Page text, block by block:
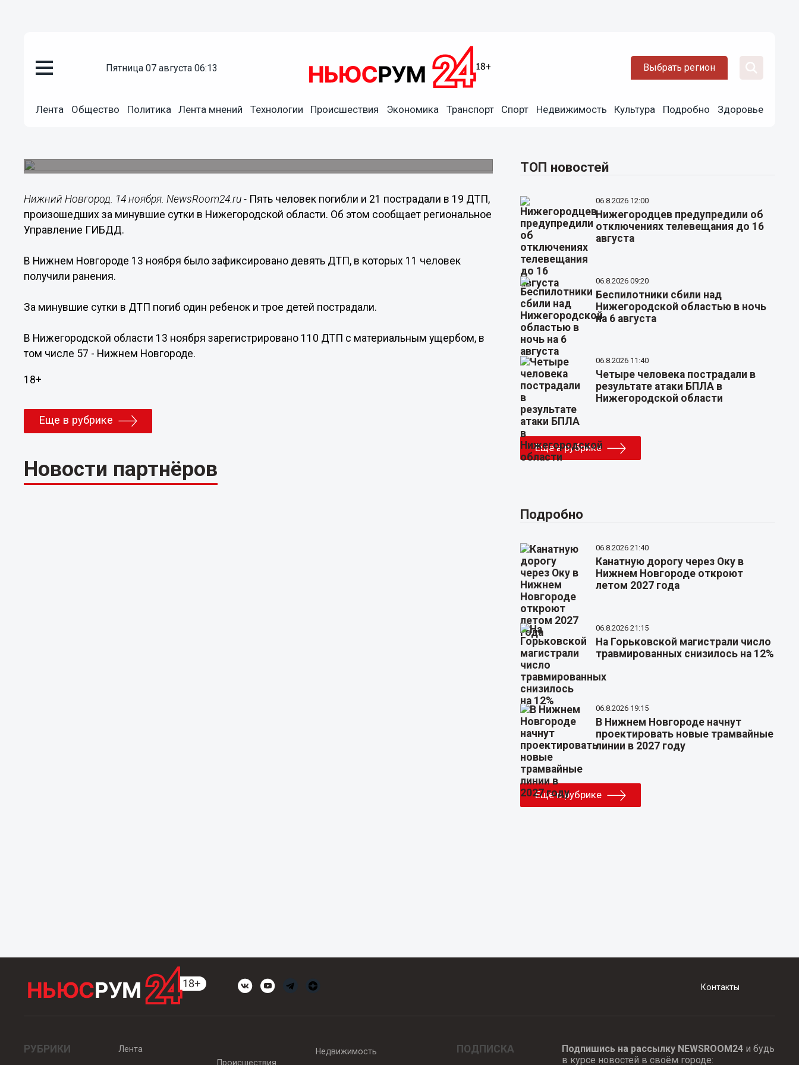
пятница 07 августа 06:13 Выбрать регион
Лента Общество Политика Лента мнений Технологии Происшествия Экономика Транспорт Спорт Недвижимость Культура Подробно Здоровье
Пять человек погибли в ДТП 13 ноября в Нижегородской
Нижний Новгород. 14 ноября. NewsRoom24.ru - Пять человек погибли и 21 пострадали в 19 ДТП,
произошедших за минувшие сутки в Нижегородской области. Об этом сообщает региональное
Управление ГИБДД.
В Нижнем Новгороде 13 ноября было зафиксировано девять ДТП, в которых 11 человек
получили ранения.
За минувшие сутки в ДТП погиб один ребенок и трое детей пострадали.
В Нижегородской области 13 ноября зарегистрировано 110 ДТП с материальным ущербом, в
том числе 57 - Нижнем Новгороде.
18+
Еще в рубрике
Новости партнёров
ТОП новостей
06.8.2026 12:00
Нижегородцев предупредили об
отключениях телевещания до 16
августа
06.8.2026 09:20
Беспилотники сбили над
Нижегородской областью в ночь
на 6 августа
06.8.2026 11:40
Четыре человека пострадали в
результате атаки БПЛА в
Нижегородской области
Еще в рубрике
Подробно
06.8.2026 21:40
Канатную дорогу через Оку в
Нижнем Новгороде откроют
летом 2027 года
06.8.2026 21:15
На Горьковской магистрали число
травмированных снизилось на 12%
06.8.2026 19:15
В Нижнем Новгороде начнут
проектировать новые трамвайные
линии в 2027 году
Еще в рубрике
Контакты
РУБРИКИ
Лента
Происшествия
Недвижимость ПОДПИСКА Подпишись на рассылку NEWSROOM24и будь
в курсе новостей в своём городе: